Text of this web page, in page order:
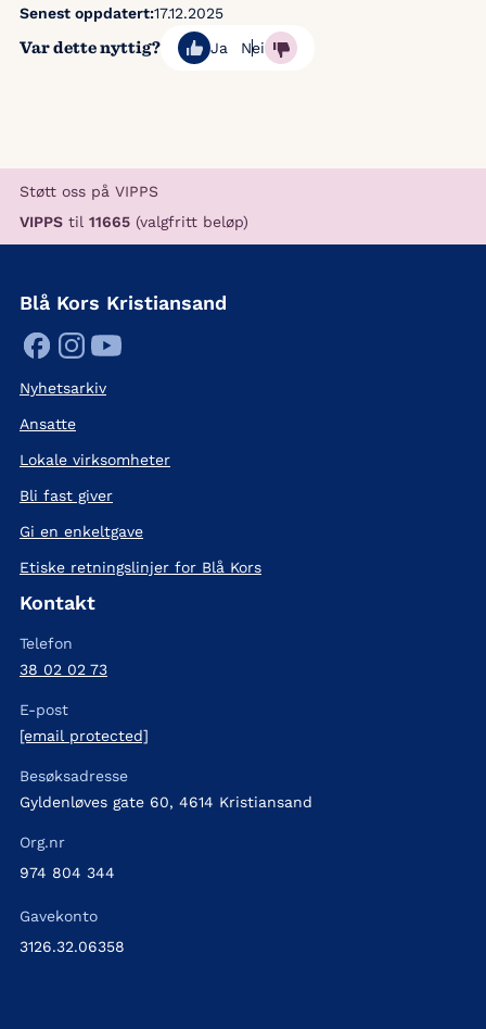
Var dette nyttig? Ja Nei
Senest oppdatert:17.12.2025
Støtt oss på VIPPS
VIPPS til 11665 (valgfritt beløp)
Blå Kors Kristiansand
Nyhetsarkiv
Ansatte
Lokale virksomheter
Bli fast giver
Gi en enkeltgave
Etiske retningslinjer for Blå Kors
Kontakt
Telefon
38 02 02 73
E-post
[email protected]
Besøksadresse
Gyldenløves gate 60, 4614 Kristiansand
Org.nr
974 804 344
Gavekonto
3126.32.06358